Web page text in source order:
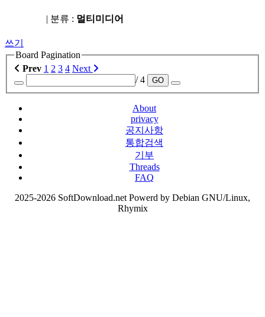
| 분류 : 멀티미디어
쓰기
Board Pagination
Prev 1 2 3 4 Next
/ 4
GO
About
privacy
공지사항
통합검색
기부
Threads
FAQ
2025-2026 SoftDownload.net Powerd by Debian GNU/Linux,
Rhymix